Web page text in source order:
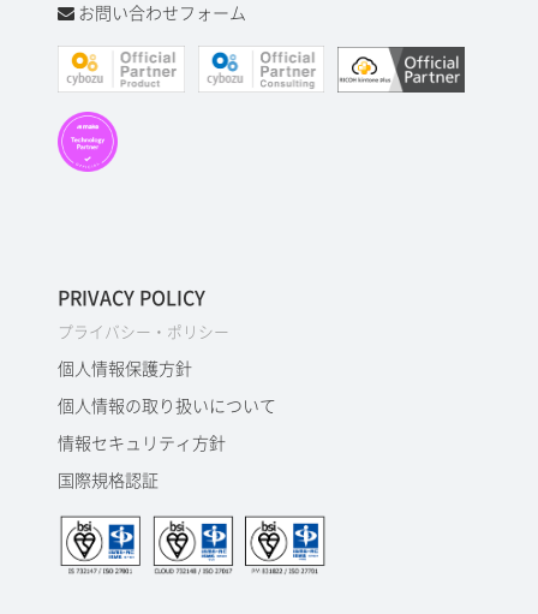
お問い合わせフォーム
PRIVACY POLICY
プライバシー・ポリシー
個人情報保護方針
個人情報の取り扱いについて
情報セキュリティ方針
国際規格認証